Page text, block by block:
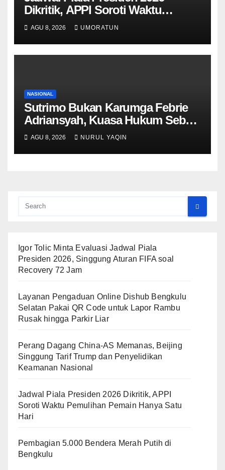
Dikritik, APPI Soroti Waktu
Pemulihan Pemain Hanya Satu
AGU 8, 2026 UMORATUN
NASIONAL
Sutrimo Bukan Karumga Febrie
Adriansyah, Kuasa Hukum Sebut
Hanya Menjaga Rumah Kosong
AGU 8, 2026 NURUL YAQIN
Igor Tolic Minta Evaluasi Jadwal Piala
Presiden 2026, Singgung Aturan FIFA soal
Recovery 72 Jam
Layanan Pengaduan Online Dishub Bengkulu
Selatan Pakai QR Code untuk Lapor Rambu
Rusak hingga Parkir Liar
Perang Dagang China-AS Memanas, Beijing
Singgung Tarif Trump dan Penyelidikan
Keamanan Nasional
Jadwal Piala Presiden 2026 Dikritik, APPI
Soroti Waktu Pemulihan Pemain Hanya Satu
Hari
Pembagian 5.000 Bendera Merah Putih di
Bengkulu